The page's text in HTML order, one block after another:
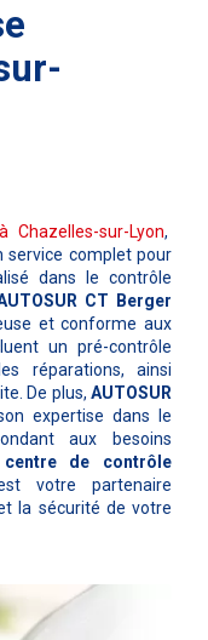
sur-Lyon,
service complet pour
dans le contrôle
CT Berger
et conforme aux
un pré-contrôle
réparations, ainsi
De plus, AUTOSUR
expertise dans le
aux besoins
centre de contrôle
votre partenaire
la sécurité de votre